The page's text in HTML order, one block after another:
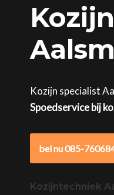
Kozijn specialist
Spoedservice bij
bel nu 085-
Kozijntechniek